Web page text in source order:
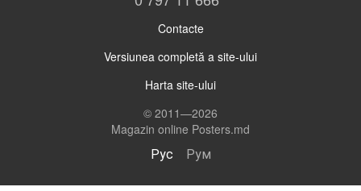
Contacte
Versiunea completă a site-ului
Harta site-ului
© 2011—2026
Magazin online Posters.md
Рус Рум